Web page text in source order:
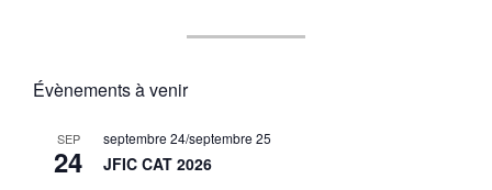
Évènements à venir
SEP
24
septembre 24/septembre 25
JFIC CAT 2026